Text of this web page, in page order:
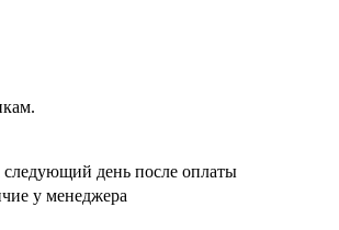
день после оплаты
у менеджера
гидростанции и